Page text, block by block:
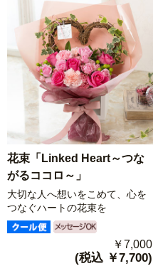
花束「Linked Heart～つな
がるココロ～」
大切な人へ想いをこめて、心を
つなぐハートの花束を
￥7,000
(税込 ￥7,700)